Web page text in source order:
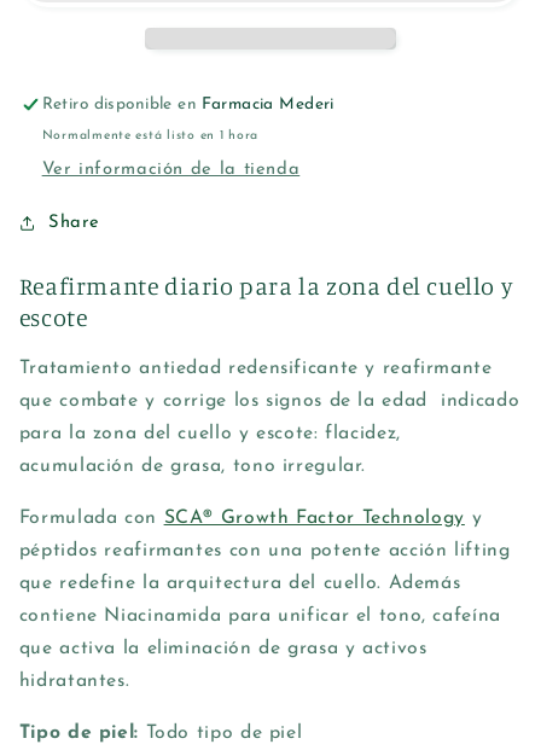
Retiro disponible en Farmacia Mederi
Normalmente está listo en 1 hora
Ver información de la tienda
Share
Reafirmante diario para la zona del cuello y
escote
Tratamiento antiedad redensificante y reafirmante
que combate y corrige los signos de la edad
indicado
para la zona del cuello y escote:flacidez,
acumulación de grasa, tono irregular.
Formulada con SCA® Growth Factor Technology y
péptidos reafirmantes con una potente acción lifting
que redefine la arquitectura del cuello. Además
contiene Niacinamida para unificar el tono, cafeína
que activa la eliminación de grasa y activos
hidratantes.
Tipo de piel: Todo tipo de piel